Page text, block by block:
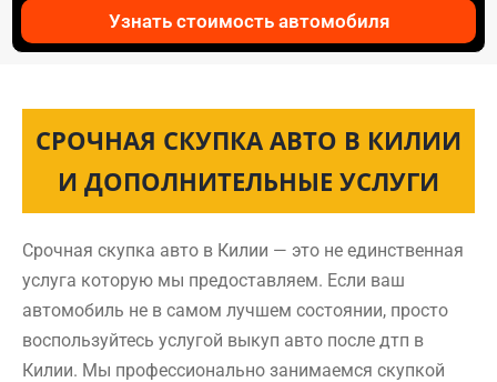
Узнать стоимость автомобиля
СРОЧНАЯ СКУПКА АВТО В КИЛИИ
И ДОПОЛНИТЕЛЬНЫЕ УСЛУГИ
Срочная скупка авто в Килии — это не единственная
услуга которую мы предоставляем. Если ваш
автомобиль не в самом лучшем состоянии, просто
воспользуйтесь услугой выкуп авто после дтп в
Килии. Мы профессионально занимаемся скупкой